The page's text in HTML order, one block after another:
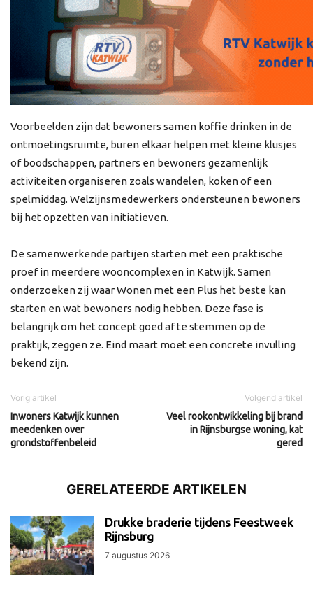
Voorbeelden zijn dat bewoners samen koffie drinken in de
ontmoetingsruimte, buren elkaar helpen met kleine klusjes
of boodschappen, partners en bewoners gezamenlijk
activiteiten organiseren zoals wandelen, koken of een
spelmiddag. Welzijnsmedewerkers ondersteunen bewoners
bij het opzetten van initiatieven.
De samenwerkende partijen starten met een praktische
proef in meerdere wooncomplexen in Katwijk. Samen
onderzoeken zij waar Wonen met een Plus het beste kan
starten en wat bewoners nodig hebben. Deze fase is
belangrijk om het concept goed af te stemmen op de
praktijk, zeggen ze. Eind maart moet een concrete invulling
bekend zijn.
Vorig artikel
Inwoners Katwijk kunnen
meedenken over
grondstoffenbeleid
Volgend artikel
Veel rookontwikkeling bij brand
in Rijnsburgse woning, kat
gered
GERELATEERDE ARTIKELEN
Drukke braderie tijdens Feestweek
Rijnsburg
7 augustus 2026